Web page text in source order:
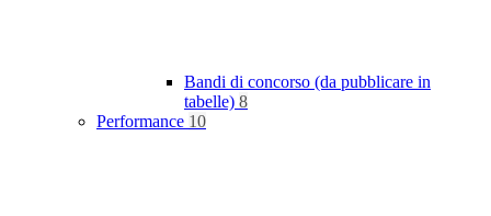
Bandi di concorso (da pubblicare in
tabelle) 8
Performance 10